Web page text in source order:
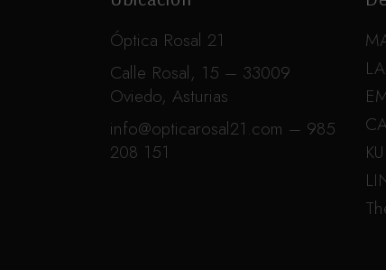
Óptica Rosal 21
Calle Rosal, 15 – 33009
Oviedo, Asturias
info@opticarosal21.com – 985
208 151